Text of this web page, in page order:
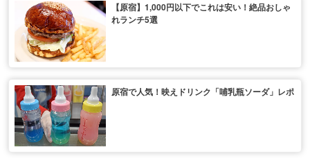
【原宿】1,000円以下でこれは安い！絶品おしゃ
れランチ5選
原宿で人気！映えドリンク「哺乳瓶ソーダ」レポ